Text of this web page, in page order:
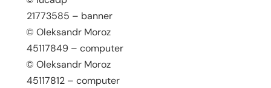
21773585 – banner
© Oleksandr Moroz
45117849 – computer
© Oleksandr Moroz
45117812 – computer